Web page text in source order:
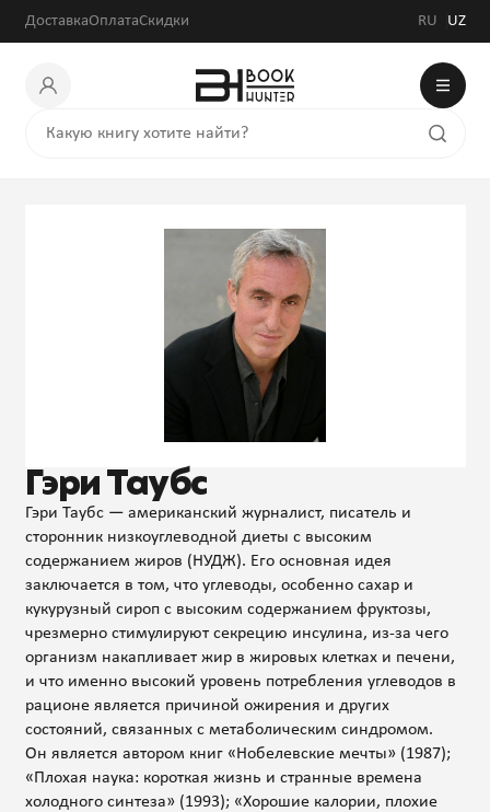
ДоставкаОплатаСкидки RU UZ
Гэри Таубс
Гэри Таубс — американский журналист, писатель и
сторонник низкоуглеводной диеты с высоким
содержанием жиров (НУДЖ). Его основная идея
заключается в том, что углеводы, особенно сахар и
кукурузный сироп с высоким содержанием фруктозы,
чрезмерно стимулируют секрецию инсулина, из-за чего
организм накапливает жир в жировых клетках и печени,
и что именно высокий уровень потребления углеводов в
рационе является причиной ожирения и других
состояний, связанных с метаболическим синдромом.
Он является автором книг «Нобелевские мечты» (1987);
«Плохая наука: короткая жизнь и странные времена
холодного синтеза» (1993); «Хорошие калории, плохие